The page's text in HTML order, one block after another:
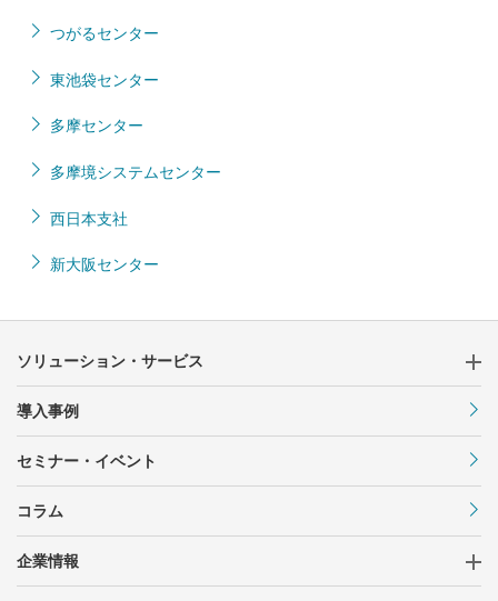
つがるセンター
東池袋センター
多摩センター
多摩境システムセンター
西日本支社
新大阪センター
ソリューション・サービス
導入事例
セミナー・イベント
コラム
企業情報